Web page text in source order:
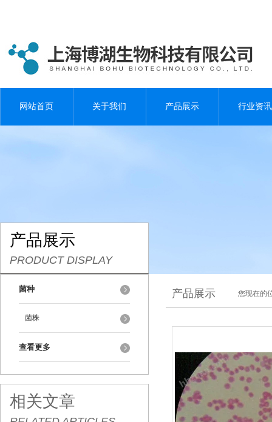
网站首页 关于我们 产品展示 行业资讯
产品展示
PRODUCT DISPLAY
菌种
菌株
查看更多
相关文章
产品展示 您现在的